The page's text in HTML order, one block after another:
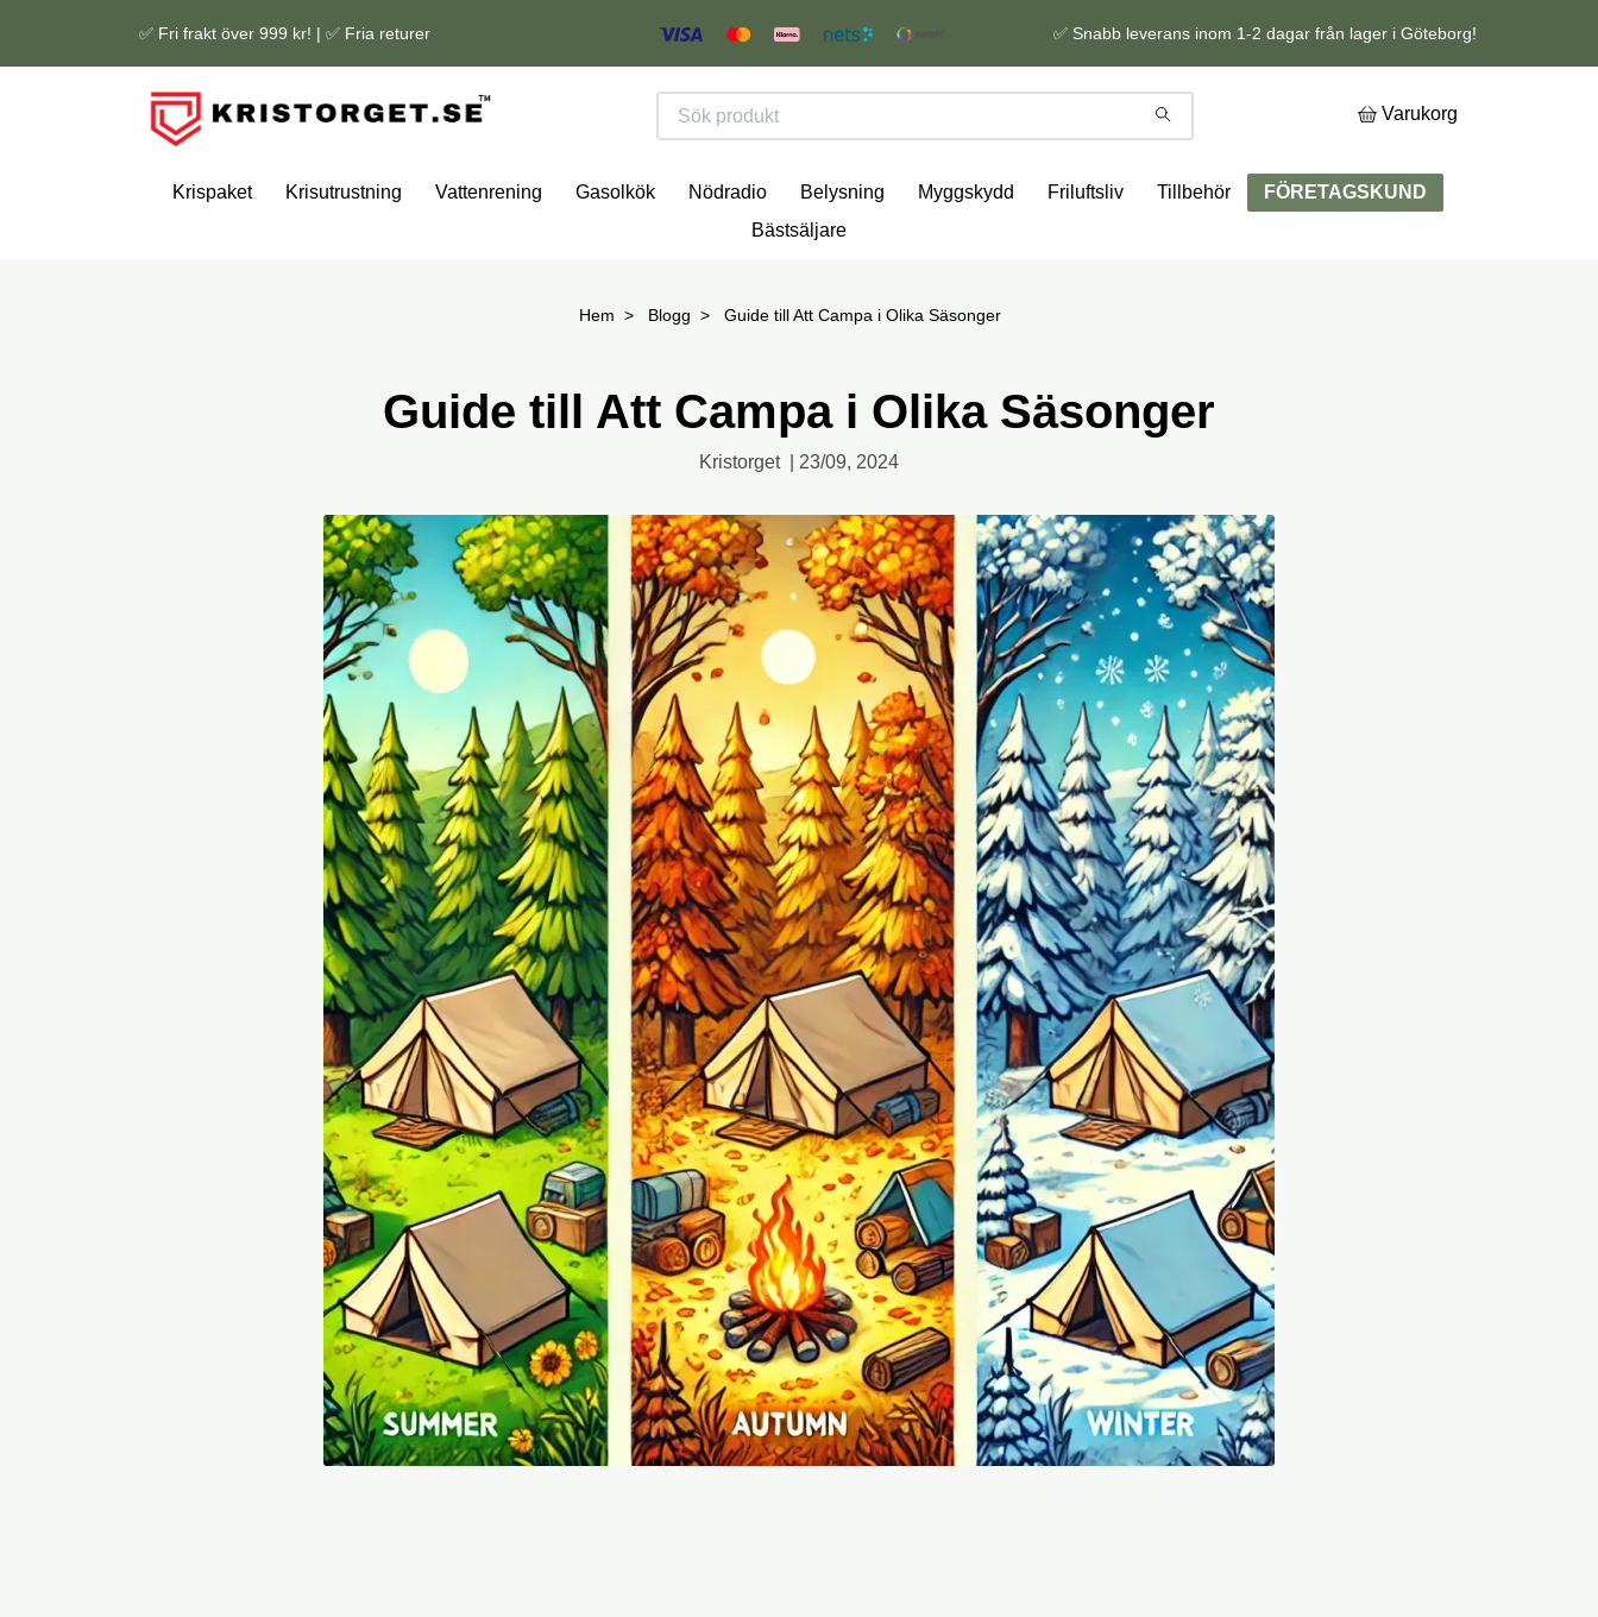
✅ Fri frakt över 999 kr! | ✅ Fria returer ✅ Snabb leverans inom 1-2 dagar från lager i Göteborg!
Varukorg
Krispaket Krisutrustning Vattenrening Gasolkök Nödradio Belysning Myggskydd Friluftsliv Tillbehör
FÖRETAGSKUND
Bästsäljare
Hem Blogg Guide till Att Campa i Olika Säsonger
Guide till Att Campa i Olika Säsonger
Kristorget 23/09, 2024